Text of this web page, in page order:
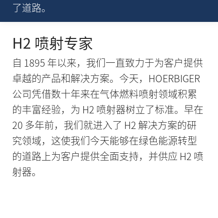
了道路。
H2 喷射专家
自 1895 年以来，我们一直致力于为客户提供
卓越的产品和解决方案。今天，HOERBIGER
公司凭借数十年来在气体燃料喷射领域积累
的丰富经验，为 H2 喷射器树立了标准。早在
20 多年前，我们就进入了 H2 解决方案的研
究领域，这使我们今天能够在绿色能源转型
的道路上为客户提供全面支持，并供应 H2 喷
射器。